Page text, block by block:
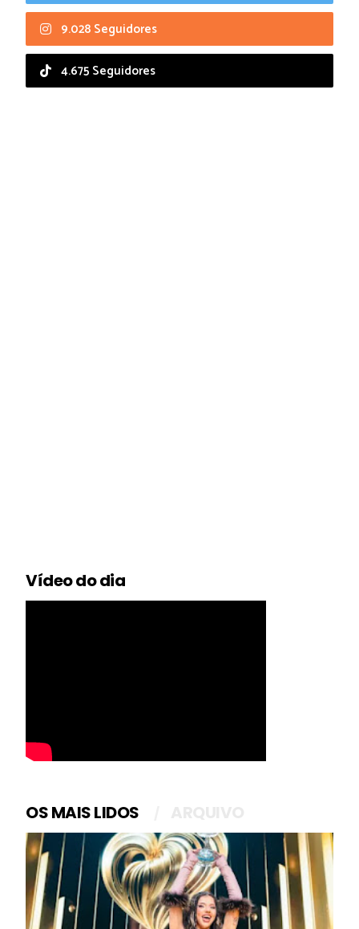
9.028 Seguidores
4.675 Seguidores
Vídeo do dia
OS MAIS LIDOS